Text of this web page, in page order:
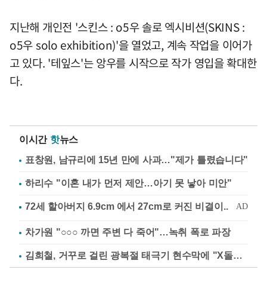
지난해 개인전 '스킨스 : o5우 솔로 엑시비션(SKINS :
o5우 solo exhibition)'을 열었고, 계속 작업을 이어가
고 있다. '테잎스'는 앙우를 시작으로 작가 영입을 확대한
다.
이시간 핫뉴스
표창원, 남규리에 15년 만에 사과…"제가 틀렸습니다"
하리수 "이혼 내가 먼저 제안…아기 못 낳아 미안"
차가원 "○○○ 까면 주변 다 죽어"…녹취 폭로 파장
김희철, 거꾸로 걸린 광복절 태극기 현수막에 "X돌았네"